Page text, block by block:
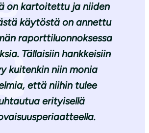
on kartoitettu ja niiden
käytöstä on annettu
raporttiluonnoksessa
Tällaisiin hankkeisiin
kuitenkin niin monia
että niihin tulee
erityisellä